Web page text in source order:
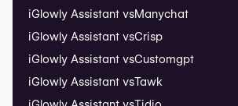
iGlowly Assistant vsManychat
iGlowly Assistant vsCrisp
iGlowly Assistant vsCustomgpt
iGlowly Assistant vsTawk